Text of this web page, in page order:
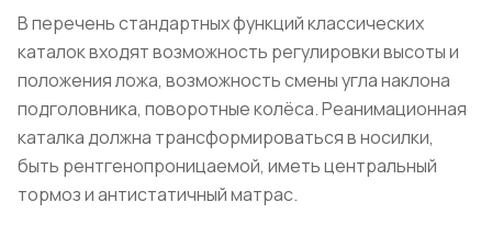
В перечень стандартных функций классических
каталок входят возможность регулировки высоты и
положения ложа, возможность смены угла наклона
подголовника, поворотные колёса. Реанимационная
каталка должна трансформироваться в носилки,
быть рентгенопроницаемой, иметь центральный
тормоз и антистатичный матрас.